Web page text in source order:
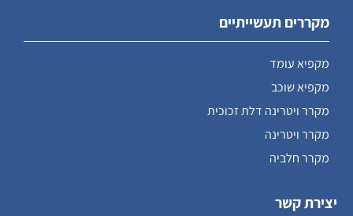
מקררים תעשייתיים
מקפיא עומד
מקפיא שוכב
מקרר ויטרינה דלת זכוכית
מקרר ויטרינה
מקרר חלביה
יצירת קשר